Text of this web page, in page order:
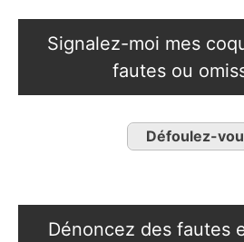
Signalez-moi mes
fautes ou
Défoulez-
Dénoncez des fautes